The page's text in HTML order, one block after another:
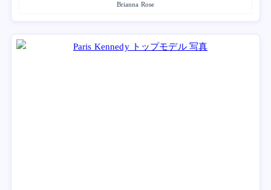
Brianna Rose